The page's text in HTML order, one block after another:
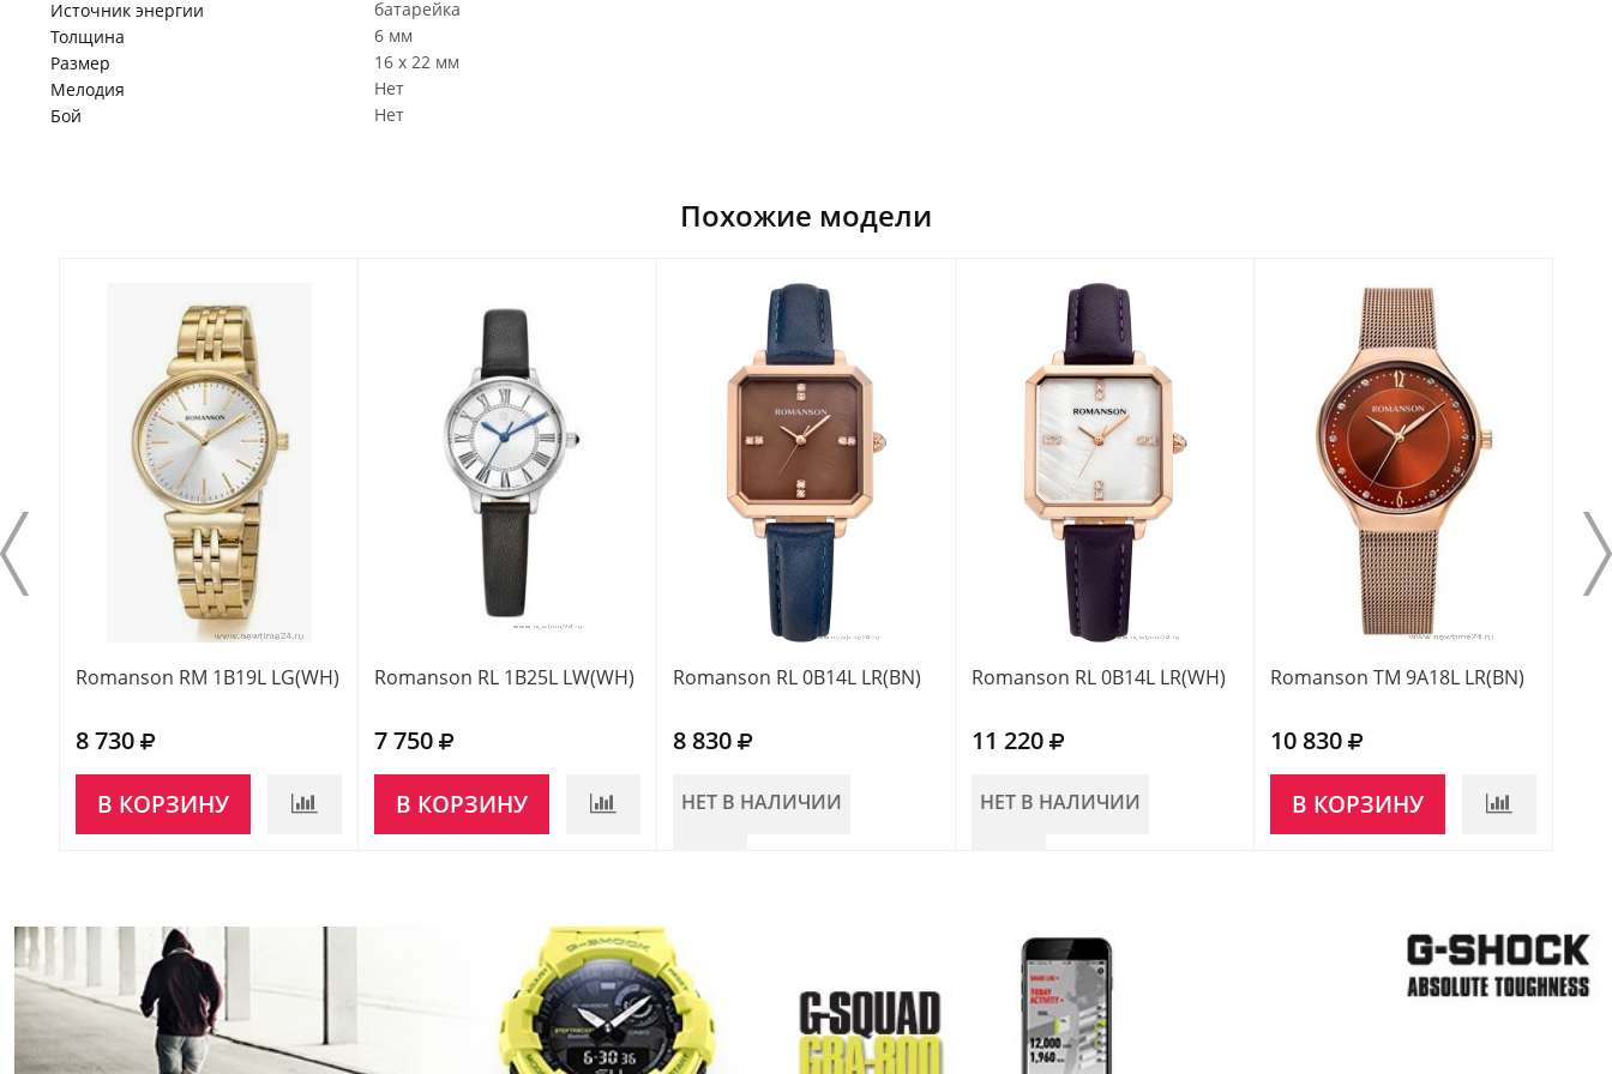
Источник энергии
батарейка
Толщина
6 мм
Размер
16 x 22 мм
Мелодия
Нет
Бой
Нет
Похожие модели
Romanson RM 1B19L LG(WH)
8 730
В КОРЗИНУ
Romanson RL 1B25L LW(WH)
7 750
В КОРЗИНУ
Romanson RL 0B14L LR(BN)
8 830
НЕТ В НАЛИЧИИ
Romanson RL 0B14L LR(WH)
11 220
НЕТ В НАЛИЧИИ
Romanson TM 9A18L LR(BN)
10 830
В КОРЗИНУ